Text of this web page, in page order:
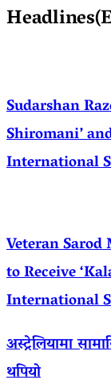
Sudarshan
Shiromani’
International
Veteran
to Receive
International
अस्ट्रेलियामा
थपियो